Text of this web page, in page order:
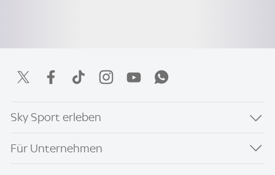
Sky Sport erleben
Für Unternehmen